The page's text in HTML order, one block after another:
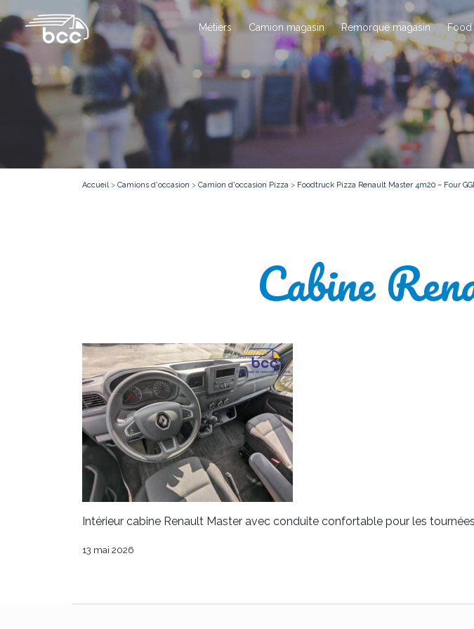
Métiers Camion magasin Remorque magasin Food
Accueil> Camions d'occasion > Camion d'occasion Pizza > Foodtruck Pizza Renault Master 4m20 – Four
Cabine
Intérieur cabine Renault Master avec conduite confortable pour les
13 mai 2026